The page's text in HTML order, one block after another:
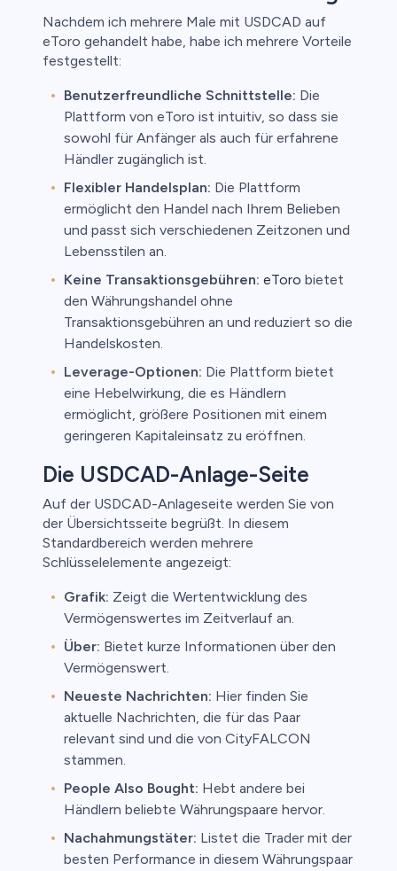
Nachdem ich mehrere Male mit USDCAD auf
eToro gehandelt habe, habe ich mehrere Vorteile
festgestellt:
Benutzerfreundliche Schnittstelle: Die
Plattform von eToro ist intuitiv, so dass sie
sowohl für Anfänger als auch für erfahrene
Händler zugänglich ist.
Flexibler Handelsplan: Die Plattform
ermöglicht den Handel nach Ihrem Belieben
und passt sich verschiedenen Zeitzonen und
Lebensstilen an.
Keine Transaktionsgebühren: eToro bietet
den Währungshandel ohne
Transaktionsgebühren an und reduziert so die
Handelskosten.
Leverage-Optionen: Die Plattform bietet
eine Hebelwirkung, die es Händlern
ermöglicht, größere Positionen mit einem
geringeren Kapitaleinsatz zu eröffnen.
Die USDCAD-Anlage-Seite
Auf der USDCAD-Anlageseite werden Sie von
der Übersichtsseite begrüßt. In diesem
Standardbereich werden mehrere
Schlüsselelemente angezeigt:
Grafik: Zeigt die Wertentwicklung des
Vermögenswertes im Zeitverlauf an.
Über: Bietet kurze Informationen über den
Vermögenswert.
Neueste Nachrichten: Hier finden Sie
aktuelle Nachrichten, die für das Paar
relevant sind und die von CityFALCON
stammen.
People Also Bought: Hebt andere bei
Händlern beliebte Währungspaare hervor.
Nachahmungstäter: Listet die Trader mit der
besten Performance in diesem Währungspaar